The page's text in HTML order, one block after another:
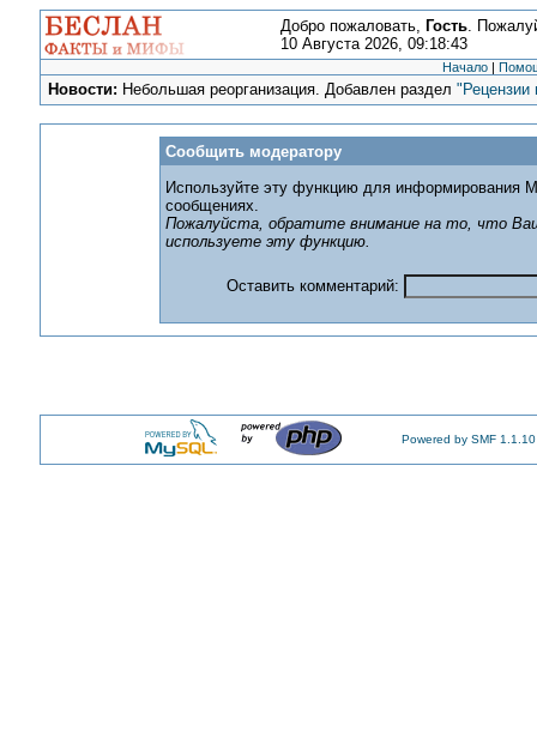
Добро пожаловать, Гость.
10 Августа 2026, 09:18:43
Начало |
Новости: Небольшая реорганизация. Добавлен раздел"Рецензии
Сообщить модератору
Используйте эту функцию для информирования
сообщениях.
Пожалуйста, обратите внимание на то, что
используете эту функцию.
Оставить комментарий:
Powered by SMF 1.1.10